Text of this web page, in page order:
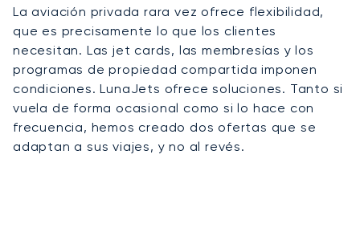
La aviación privada rara vez ofrece flexibilidad,
que es precisamente lo que los clientes
necesitan. Las jet cards, las membresías y los
programas de propiedad compartida imponen
condiciones. LunaJets ofrece soluciones. Tanto si
vuela de forma ocasional como si lo hace con
frecuencia, hemos creado dos ofertas que se
adaptan a sus viajes, y no al revés.